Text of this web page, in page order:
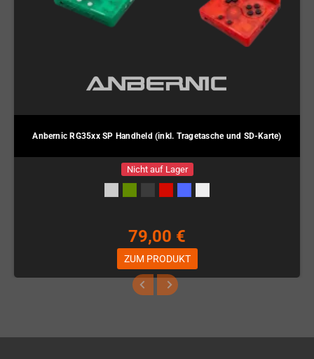
Anbernic RG35xx SP Handheld (inkl. Tragetasche und SD-Karte)
Nicht auf Lager
79,00 €
ZUM PRODUKT